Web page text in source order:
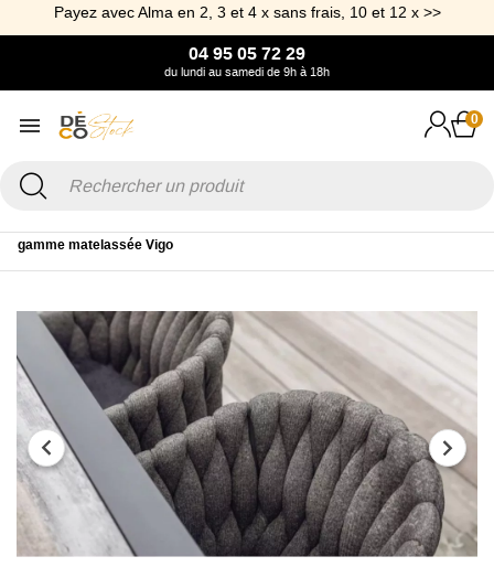
Payez avec Alma en 2, 3 et 4 x sans frais, 10 et 12 x >>
04 95 05 72 29
du lundi au samedi de 9h à 18h
0
gamme matelassée Vigo